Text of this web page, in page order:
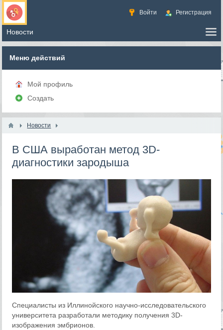
Войти Регистрация
Меню действий
Мой профиль
Создать
Новости
В США выработан метод 3D-
диагностики зародыша
Специалисты из Иллинойского научно-исследовательского
университета разработали методику получения 3D-
изображения эмбрионов.